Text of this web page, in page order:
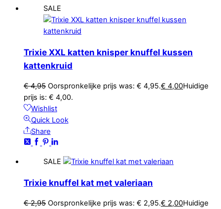
SALE
Trixie XXL katten knisper knuffel kussen
kattenkruid
€4,95 Oorspronkelijke prijs was: € 4,95.€ 4,00Huidige
prijs is: € 4,00.
Wishlist
Quick Look
Share
SALE
Trixie knuffel kat met valeriaan
€2,95 Oorspronkelijke prijs was: € 2,95.€ 2,00Huidige